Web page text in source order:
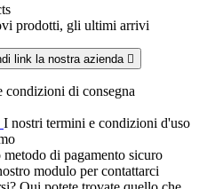
prodotti, gli ultimi arrivi
link la nostra azienda 
condizioni di consegna
I nostri termini e condizioni d'uso
di pagamento sicuro
modulo per contattarci